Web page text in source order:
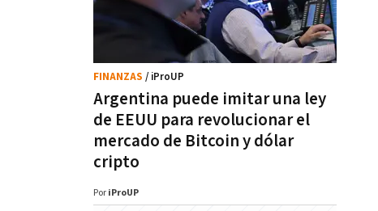
Argentina puede imitar una ley
de EEUU para revolucionar el
mercado de Bitcoin y dólar
cripto
FINANZAS / iProUP
Por iProUP